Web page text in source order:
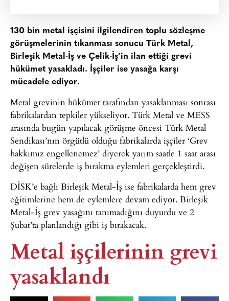
130 bin metal işçisini ilgilendiren toplu sözleşme
görüşmelerinin tıkanması sonucu Türk Metal,
Birleşik Metal-İş ve Çelik-İş’in ilan ettiği grevi
hükümet yasakladı. İşçiler ise yasağa karşı
mücadele ediyor.
Metal grevinin hükümet tarafından yasaklanması sonrası
fabrikalardan tepkiler yükseliyor. Türk Metal ve MESS
arasında bugün yapılacak görüşme öncesi Türk Metal
Sendikası’nın örgütlü olduğu fabrikalarda işçiler ‘Grev
hakkımız engellenemez’ diyerek yarım saatle 1 saat arası
değişen sürelerde iş bırakma eylemleri gerçekleştirdi.
DİSK’e bağlı Birleşik Metal-İş ise fabrikalarda hem grev
eğitimlerine hem de eylemlere devam ediyor. Birleşik
Metal-İş grev yasağını tanımadığını duyurdu ve 2
Şubat’ta planlandığı gibi iş bırakacak.
Metal işçilerinin grevi
yasaklandı